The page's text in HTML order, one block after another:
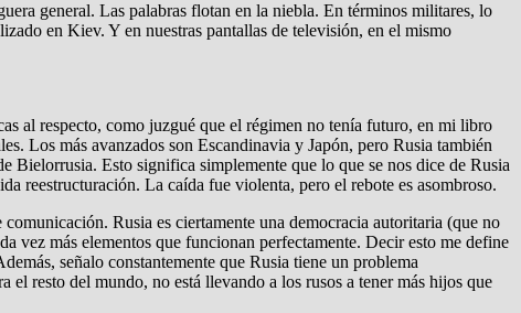
general. Las palabras flotan en la niebla. En términos militares, lo
en Kiev. Y en nuestras pantallas de televisión, en el mismo
al respecto, como juzgué que el régimen no tenía futuro, en mi libro
Los más avanzados son Escandinavia y Japón, pero Rusia también
Bielorrusia. Esto significa simplemente que lo que se nos dice de Rusia
reestructuración. La caída fue violenta, pero el rebote es asombroso.
Rusia es ciertamente una democracia autoritaria (que no
vez más elementos que funcionan perfectamente. Decir esto me define
señalo constantemente que Rusia tiene un problema
resto del mundo, no está llevando a los rusos a tener más hijos que